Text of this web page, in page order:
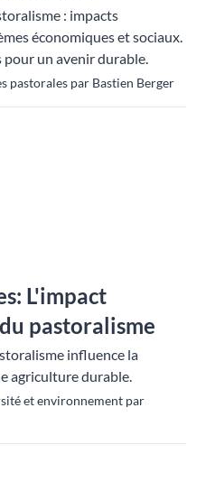
: impacts
économiques et sociaux.
pour un avenir durable.
pastorales par Bastien Berger
L'impact
pastoralisme
influence la
agriculture durable.
et environnement par